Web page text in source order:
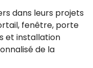
dans leurs projets
fenêtre, porte
et installation
de la